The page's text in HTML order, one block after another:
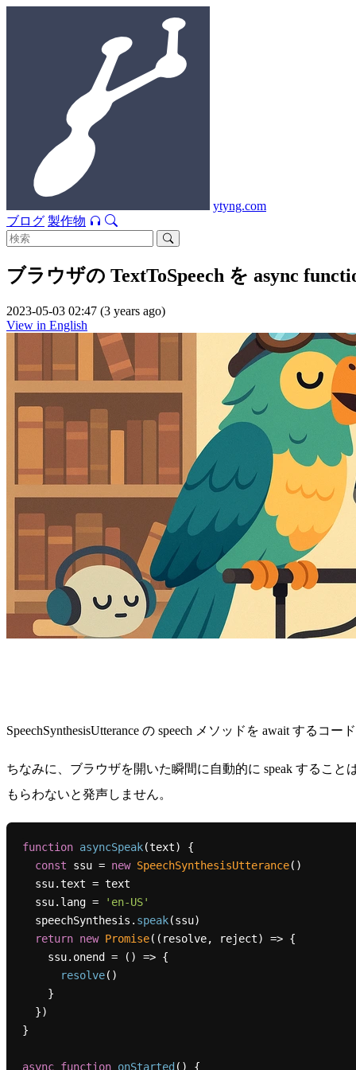
ytyng.com
ブログ 製作物
ブラウザの TextToSpeech を async
2023-05-03 02:47 (3 years ago)
View in English
SpeechSynthesisUtterance の speech メソッドを await する
ちなみに、ブラウザを開いた瞬間に自動的に speak するこ
もらわないと発声しません。
function asyncSpeak(text) {
const ssu = new SpeechSynthesisUtterance()
  ssu.
text = text
  ssu.
lang =
'en-US'
  speechSynthesis.
speak(ssu)
return new Promise( ( resolve, reject) => {
    ssu.
onend = () => {
resolve()
}
async function onStarted ( ) {